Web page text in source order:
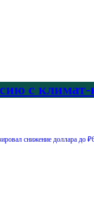
с
снижение доллара до